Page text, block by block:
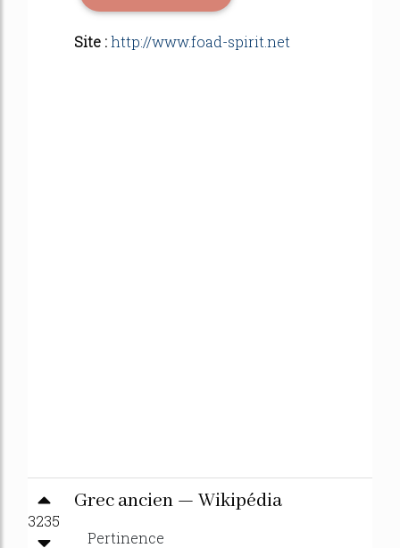
Site :http://www.foad-spirit.net
3235
Grec ancien — Wikipédia
Pertinence